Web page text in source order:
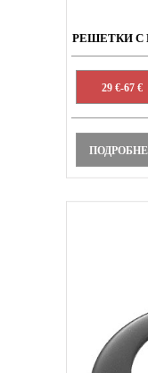
РЕШЕТКИ
29 €-67 €